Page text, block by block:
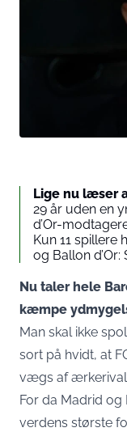
Lige nu læser
29 år uden en
d’Or-
Kun 11 spillere
og Ballon
Nu taler hele
kæmpe
Man skal ikke
sort på hvidt, at
vægs af
For da Madrid
verdens største